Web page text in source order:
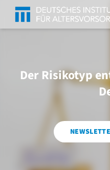
Der Risikotyp